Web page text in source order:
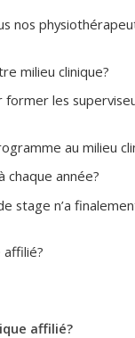
nos
milieu clinique?
former les
au milieu
chaque année?
stage n’a
affilié?
affilié?